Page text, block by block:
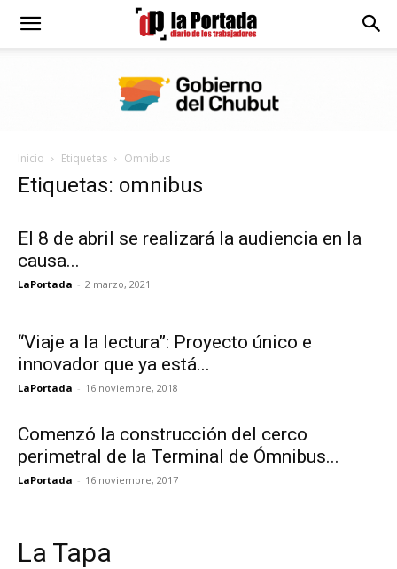
Diario
Portada
Inicio Etiquetas Omnibus
Etiquetas: omnibus
El 8 de abril se realizará la audiencia en la
causa...
LaPortada - 2 marzo, 2021
“Viaje a la lectura”: Proyecto único e
innovador que ya está...
LaPortada - 16 noviembre, 2018
Comenzó la construcción del cerco
perimetral de la Terminal de Ómnibus...
LaPortada - 16 noviembre, 2017
La Tapa